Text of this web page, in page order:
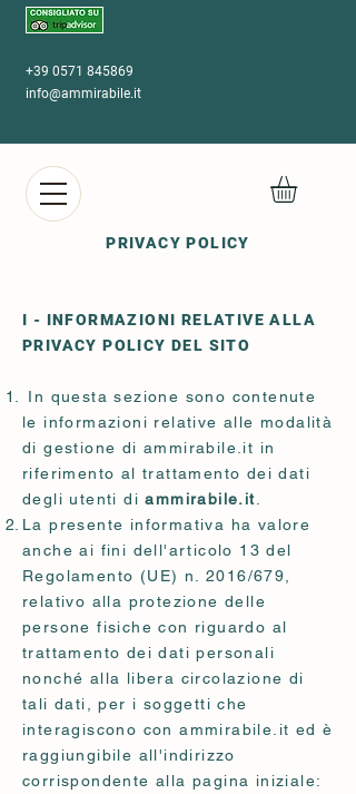
+39 0571 845869
info@ammirabile.it
PRIVACY POLICY
I - INFORMAZIONI RELATIVE ALLA
PRIVACY POLICY DEL SITO
In questa sezione sono contenute
le informazioni relative alle modalità
di gestione di ammirabile.it in
riferimento al trattamento dei dati
degli utenti diammirabile.it
La presente informativa ha valore
anche ai fini dell'articolo 13 del
Regolamento (UE) n. 2016/679,
relativo alla protezione delle
persone fisiche con riguardo al
trattamento dei dati personali
nonché alla libera circolazione di
tali dati, per i soggetti che
interagiscono con ammirabile.it ed è
raggiungibile all'indirizzo
corrispondente alla pagina iniziale: